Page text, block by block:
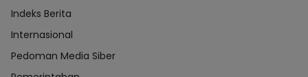
Indeks Berita
Internasional
Pedoman Media Siber